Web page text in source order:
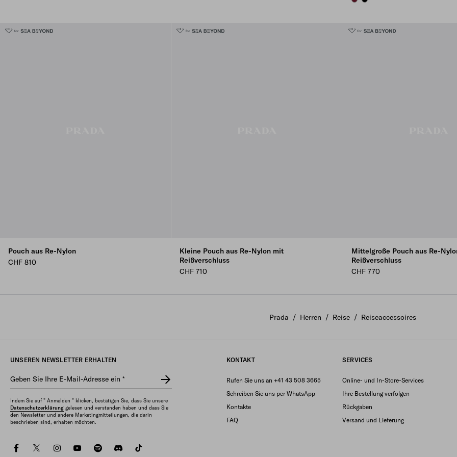
Pouch aus Re-Nylon
CHF 810
Kleine Pouch aus Re-Nylon mit
Reißverschluss
CHF 710
Mittelgroße Pouch aus Re-
Reißverschluss
CHF 770
Prada / Herren / Reise / Reiseaccessoires
UNSEREN NEWSLETTER ERHALTEN
Geben Sie Ihre E-Mail-Adresse ein *
Indem Sie auf " Anmelden " klicken, bestätigen Sie, dass Sie unsere
Datenschutzerklärung gelesen und verstanden haben und dass Sie
den Newsletter und andere Marketingmitteilungen, die darin
beschrieben sind, erhalten möchten.
facebooktwitterinstagramyoutubespotifydiscord
KONTAKT
Rufen Sie uns an +41 43 508 3665
Schreiben Sie uns per WhatsApp
Kontakte
FAQ
SERVICES
Online- und In-Store-Services
Ihre Bestellung verfolgen
Rückgaben
Versand und Lieferung